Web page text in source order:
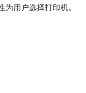
用户选择打印机。